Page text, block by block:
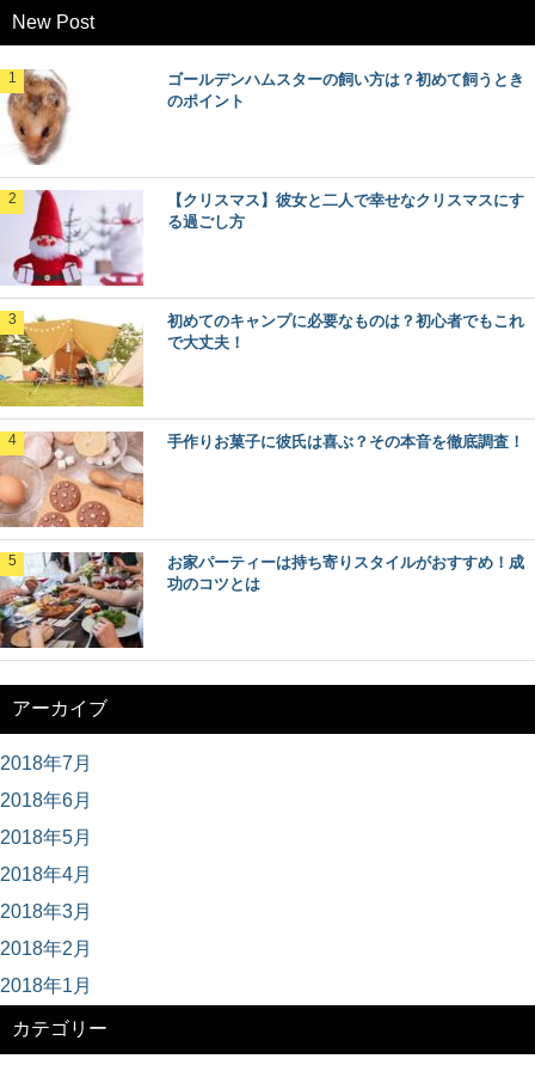
New Post
ゴールデンハムスターの飼い方は？初めて飼うとき
のポイント
【クリスマス】彼女と二人で幸せなクリスマスにす
る過ごし方
初めてのキャンプに必要なものは？初心者でもこれ
で大丈夫！
手作りお菓子に彼氏は喜ぶ？その本音を徹底調査！
お家パーティーは持ち寄りスタイルがおすすめ！成
功のコツとは
アーカイブ
2018年7月
2018年6月
2018年5月
2018年4月
2018年3月
2018年2月
2018年1月
カテゴリー